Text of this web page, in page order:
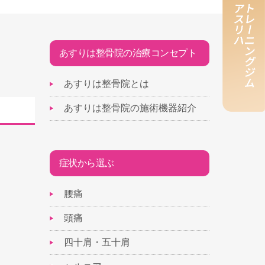
あすりは整骨院の治療コンセプト
あすりは整骨院とは
あすりは整骨院の施術機器紹介
症状から選ぶ
腰痛
頭痛
四十肩・五十肩